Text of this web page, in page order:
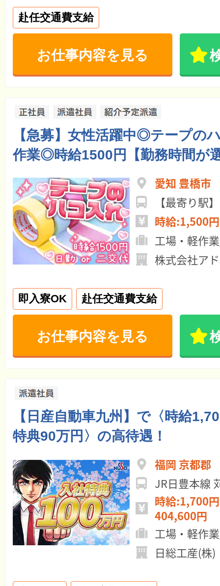
赴任交通費支給
お仕事内容を見る
【急募】女性活躍中◎テープの
作業◎時給1500円【勤務時間が
愛知 豊橋市
【最寄り駅
時給:1,500
工場・軽作
株式会社ア
即入寮OK 赴任交通費支給
お仕事内容を見る
【日産自動車九州】で〈時給
特典90万円〉の高待遇！
福岡 京都郡
JR日豊本線
時給:1,700
404,600円
工場・軽作
日総工産(